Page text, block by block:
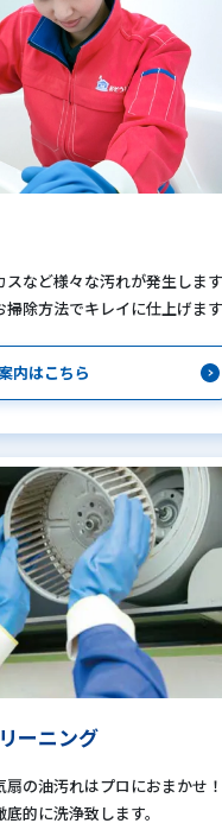
など様々な汚れが発生しま
除方法でキレイに仕上げま
内はこちら
ーニング
の油汚れはプロにおまかせ！
的に洗浄致します。